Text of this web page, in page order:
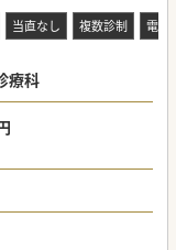
当直なし 複数診制 電子
療科